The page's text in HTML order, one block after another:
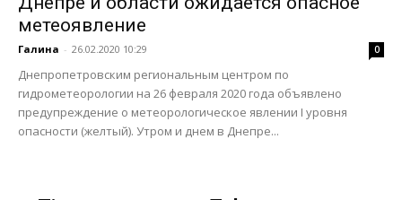
метеоявление
Галина - 26.02.2020 10:29 0
Днепропетровским региональным центром по
гидрометеорологии на 26 февраля 2020 года объявлено
предупреждение о метеорологическое явлении I уровня
опасности (желтый). Утром и днем в Днепре...